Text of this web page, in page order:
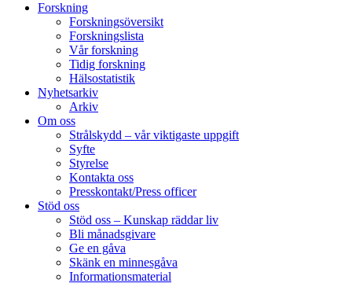
Forskning
Forskningsöversikt
Forskningslista
Vår forskning
Tidig forskning
Hälsostatistik
Nyhetsarkiv
Arkiv
Om oss
Strålskydd – vår viktigaste uppgift
Syfte
Styrelse
Kontakta oss
Presskontakt/Press officer
Stöd oss
Stöd oss – Kunskap räddar liv
Bli månadsgivare
Ge en gåva
Skänk en minnesgåva
Informationsmaterial